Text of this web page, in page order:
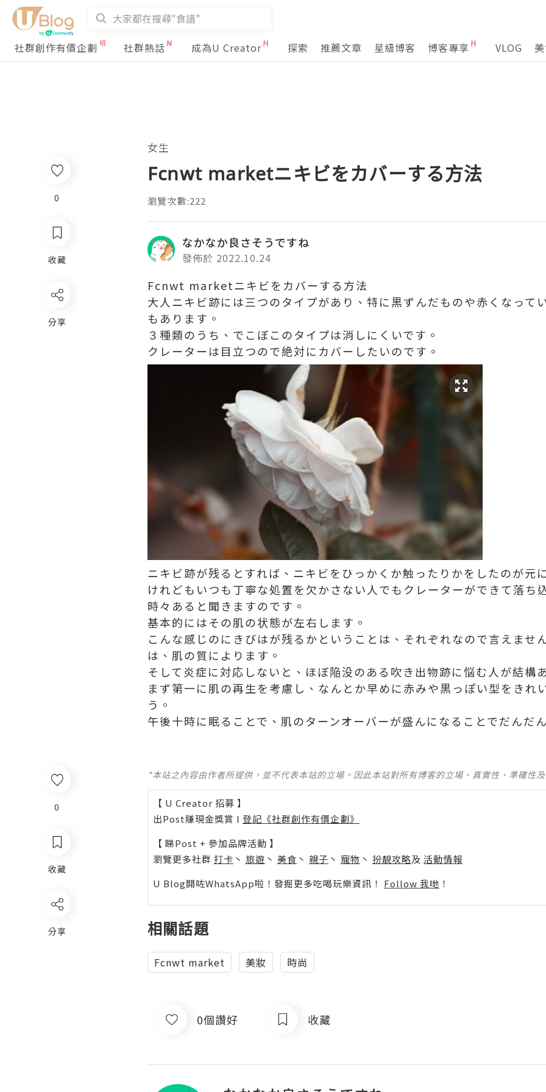
社群創作有價企劃 社群熱話 成為U Creator 探索 推薦文章 星級博客 博客專享 VLOG
0
收藏
分享
女生
Fcnwt marketニキビをカバーする方法
瀏覽次數:222
なかなか良さそうですね
發佈於 2022.10.24
Fcnwt marketニキビをカバーする方法
大人ニキビ跡には三つのタイプがあり、特に黒ずんだものや赤くなって
もあります。
３種類のうち、でこぼこのタイプは消しにくいです。
クレーターは目立つので絶対にカバーしたいのです。
ニキビ跡が残るとすれば、ニキビをひっかくか触ったりかをしたのが元
けれどもいつも丁寧な処置を欠かさない人でもクレーターができて落ち
時々あると聞きますのです。
基本的にはその肌の状態が左右します。
こんな感じのにきびはが残るかということは、それぞれなので言えませ
は、肌の質によります。
そして炎症に対応しないと、ほぼ陥没のある吹き出物跡に悩む人が結構
まず第一に肌の再生を考慮し、なんとか早めに赤みや黒っぽい型をきれ
う。
午後十時に眠ることで、肌のターンオーバーが盛んになることでだんだ
*本站之內容由作者所提供，並不代表本站的立場。因此本站對所有博客的立場、真實性、準確性
【 U Creator 招募 】
出Post賺現金獎賞 l 登記《社群創作有價企劃》
【 睇Post + 參加品牌活動 】
瀏覽更多社群 打卡 丶 旅遊 丶 美食 丶 親子 丶 寵物 丶 扮靚攻略及 活動情報
U Blog開咗WhatsApp啦！發掘更多吃喝玩樂資訊！ Follow 我哋 ！
相關話題
Fcnwt market 美妝 時尚
0個讚好 收藏
0
收藏
分享